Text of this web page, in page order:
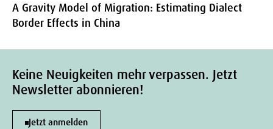
A Gravity Model of Migration: Estimating Dialect
Border Effects in China
Keine Neuigkeiten mehr verpassen. Jetzt
Newsletter abonnieren!
Jetzt anmelden